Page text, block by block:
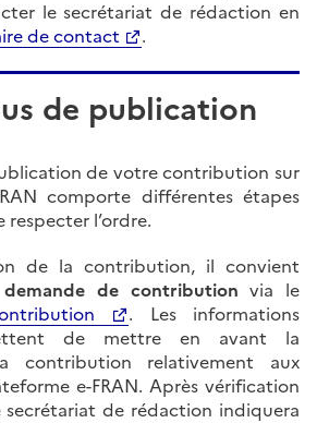
le secrétariat de rédaction en
de contact .
de publication
de votre contribution sur
comporte différentes étapes
l’ordre.
de la contribution, il convient
de contribution via le
. Les informations
de mettre en avant la
contribution relativement aux
e-FRAN. Après vérification
secrétariat de rédaction indiquera